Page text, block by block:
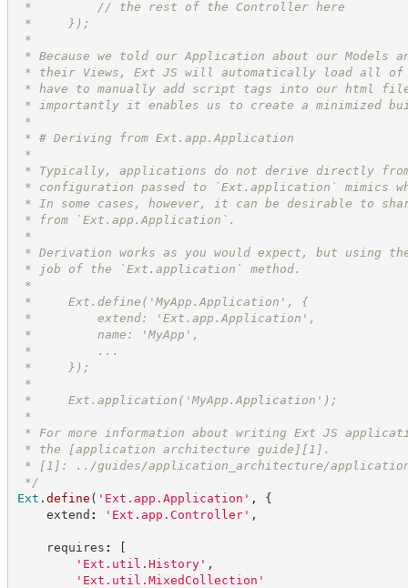
*         // the rest of the Controller here
*     });
*
* Because we told our Application about our Models
* their Views, Ext JS will automatically load all of
* have to manually add script tags into our html files
* importantly it enables us to create a minimized
*
* # Deriving from Ext.app.Application
*
* Typically, applications do not derive directly
* configuration passed to `Ext.application` mimics
* In some cases, however, it can be desirable to
* from `Ext.app.Application`.
*
* Derivation works as you would expect, but using
* job of the `Ext.application` method.
*
*     Ext.define('MyApp.Application', {
*         extend: 'Ext.app.Application',
*         name: 'MyApp',
*         ...
*     });
*
*     Ext.application('MyApp.Application');
*
* For more information about writing Ext JS
* the [application architecture guide][1].
* [1]: ../guides/application_architecture/
*/
Ext . define ( ' Ext.app.Application ' ,
{
extend : ' Ext.app.Controller' ,
requires :
[
' Ext.util.History' ,
' Ext.util.MixedCollection '